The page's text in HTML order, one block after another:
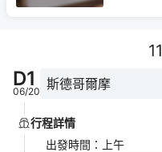
11
D1
06/20 斯德哥爾摩
行程詳情
出發時間 ： 上午